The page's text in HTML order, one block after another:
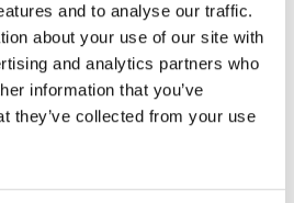
and to analyse our traffic.
about your use of our site with
and analytics partners who
information that you’ve
they’ve collected from your use